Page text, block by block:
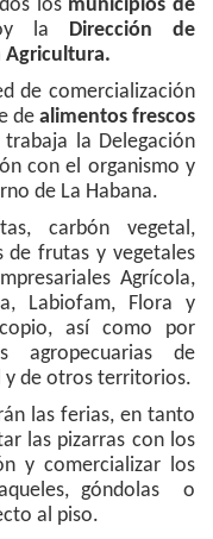
los municipios de
la Dirección de
Agricultura.
de comercialización
de alimentos frescos
la Delegación
con el organismo y
de La Habana.
carbón vegetal,
de frutas y vegetales
Agrícola,
Labiofam, Flora y
así como por
agropecuarias de
y de otros territorios.
las ferias, en tanto
las pizarras con los
y comercializar los
góndolas o
al piso.